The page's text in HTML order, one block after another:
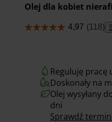
Olej dla kobiet
Reguluję pracę
Doskonały na
Olej wysyłany
dni
Sprawdź